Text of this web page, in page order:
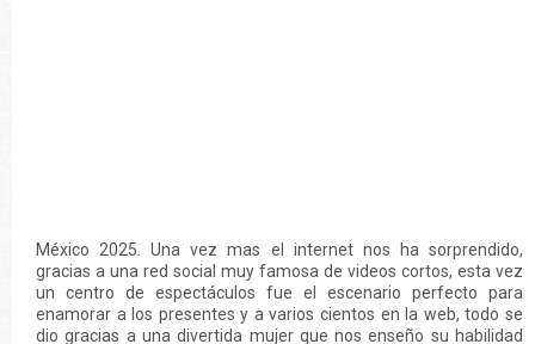
México 2025. Una vez mas el internet nos ha sorprendido,
gracias a una red social muy famosa de videos cortos, esta vez
un centro de espectáculos fue el escenario perfecto para
enamorar a los presentes y a varios cientos en la web, todo se
dio gracias a una divertida mujer que nos enseño su habilidad